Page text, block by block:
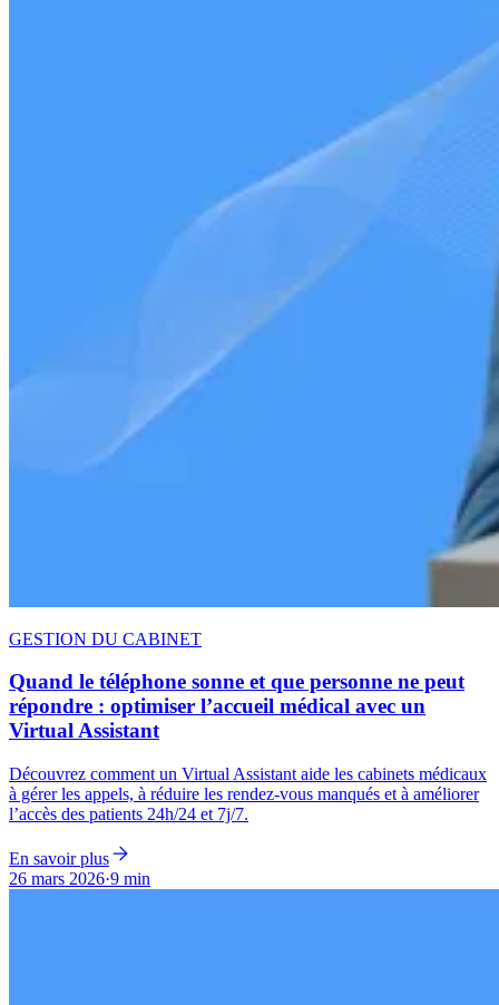
GESTION DU CABINET
Quand le téléphone sonne et que personne ne peut
répondre : optimiser l’accueil médical avec un
Virtual Assistant
Découvrez comment un Virtual Assistant aide les cabinets médicaux
à gérer les appels, à réduire les rendez-vous manqués et à améliorer
l’accès des patients 24h/24 et 7j/7.
En savoir plus
26 mars 2026·9 min